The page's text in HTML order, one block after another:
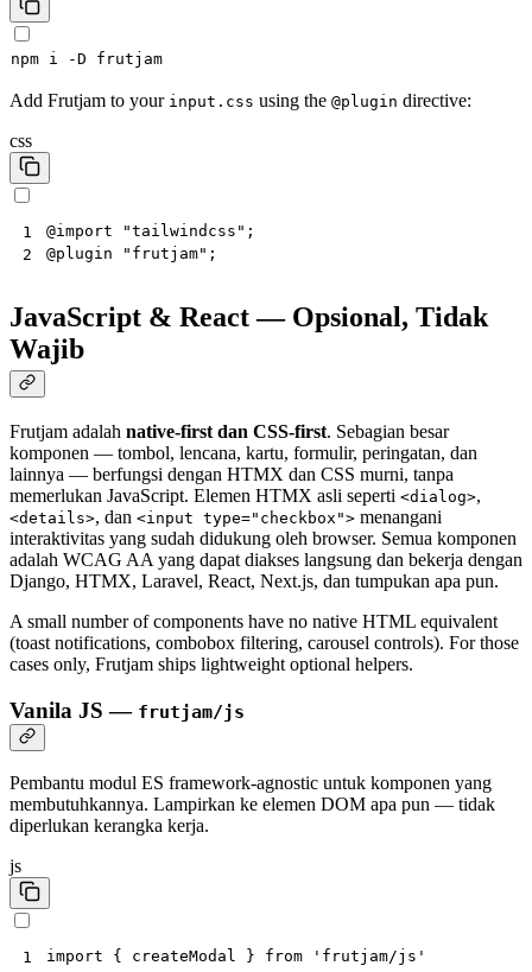
npm i -D
Add Frutjam to your input.css using the @plugin directive:
css
1
2
@import "tailwindcss" ;
@plugin "frutjam" ;
JavaScript & React — Opsional, Tidak
Wajib
Frutjam adalah native-first dan CSS-first. Sebagian besar
komponen — tombol, lencana, kartu, formulir, peringatan, dan
lainnya — berfungsi dengan HTMX dan CSS murni, tanpa
memerlukan JavaScript. Elemen HTMX asli seperti <dialog>,
<details>, dan <input type="checkbox"> menangani
interaktivitas yang sudah didukung oleh browser. Semua komponen
adalah WCAG AA yang dapat diakses langsung dan bekerja dengan
Django, HTMX, Laravel, React, Next.js, dan tumpukan apa pun.
A small number of components have no native HTML equivalent
(toast notifications, combobox filtering, carousel controls). For those
cases only, Frutjam ships lightweight optional helpers.
Vanila JS — frutjam/js
Pembantu modul ES framework-agnostic untuk komponen yang
membutuhkannya. Lampirkan ke elemen DOM apa pun — tidak
diperlukan kerangka kerja.
js
1
import { createModal } from 'frutjam/js'